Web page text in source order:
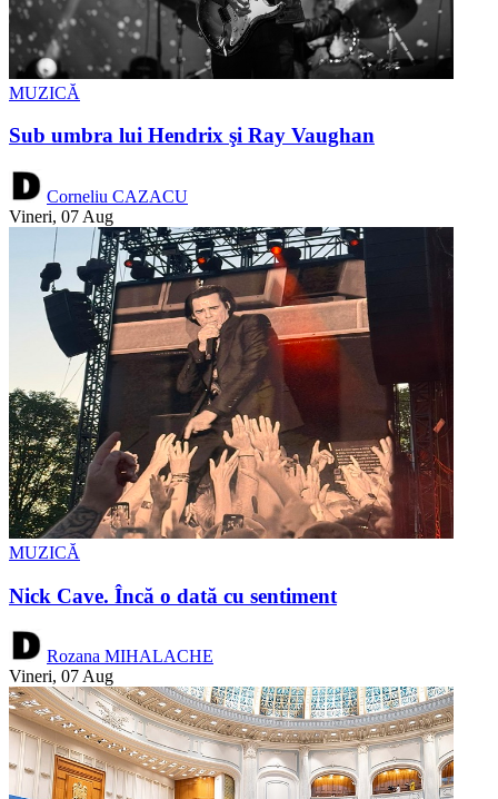
MUZICĂ
Sub umbra lui Hendrix şi Ray Vaughan
Corneliu CAZACU
Vineri, 07 Aug
MUZICĂ
Nick Cave. Încă o dată cu sentiment
Rozana MIHALACHE
Vineri, 07 Aug